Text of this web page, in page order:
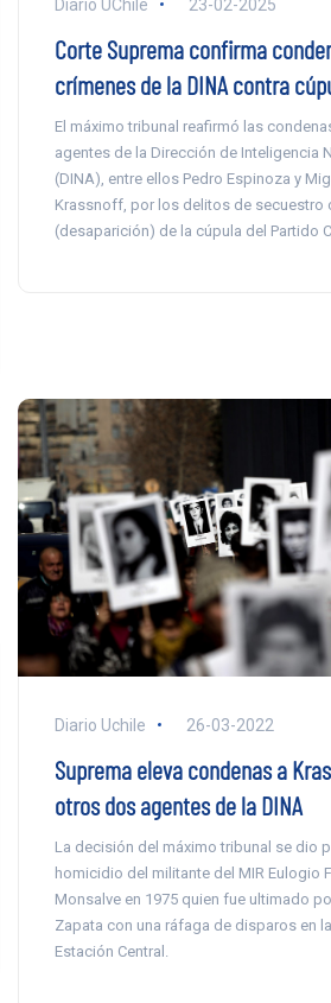
Diario UChile 23-02-2025
Corte Suprema confirma
crímenes de la DINA contra
El máximo tribunal reafirmó las
agentes de la Dirección de Inteligencia
(DINA), entre ellos Pedro Espinoza y
Krassnoff, por los delitos de secuestro
(desaparición) de la cúpula del Partido
Diario Uchile 26-03-2022
Suprema eleva condenas a
otros dos agentes de la DINA
La decisión del máximo tribunal se dio
homicidio del militante del MIR Eulogio
Monsalve en 1975 quien fue ultimado
Zapata con una ráfaga de disparos en
Estación Central.